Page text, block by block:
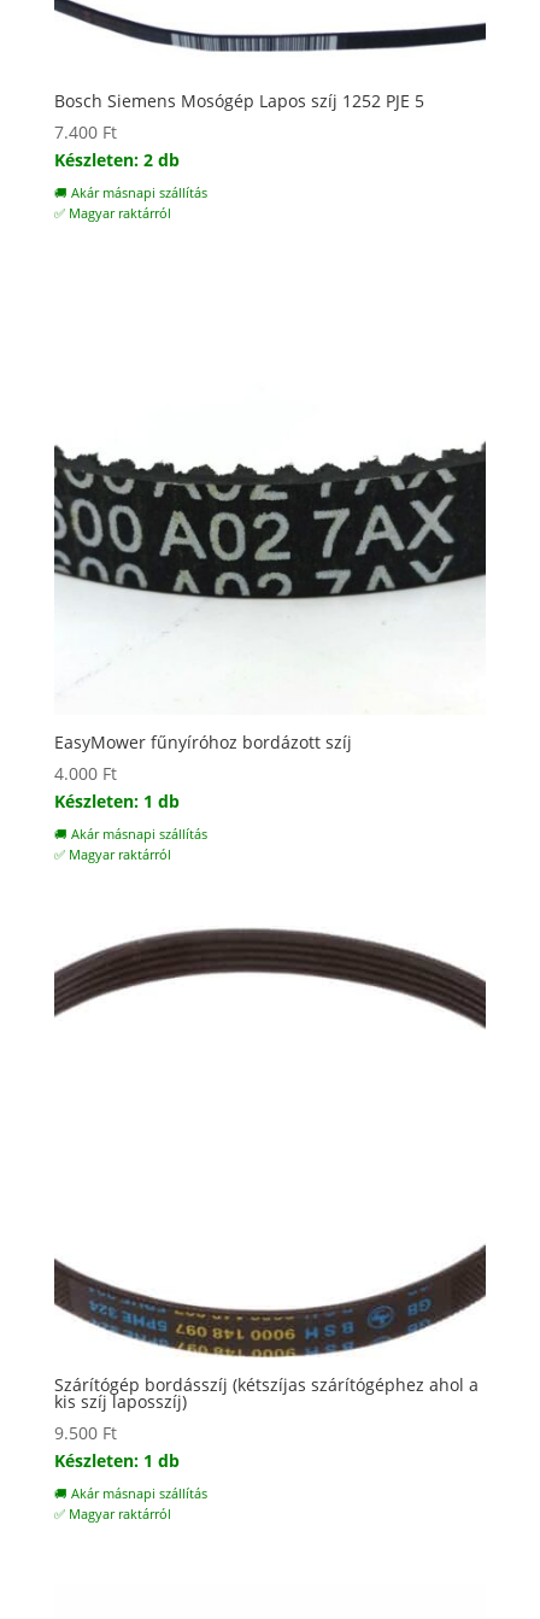
Bosch Siemens Mosógép Lapos szíj 1252 PJE 5
7.400 Ft
Készleten: 2 db
🚚 Akár másnapi szállítás
✅ Magyar raktárról
EasyMower fűnyíróhoz bordázott szíj
4.000 Ft
Készleten: 1 db
🚚 Akár másnapi szállítás
✅ Magyar raktárról
Szárítógép bordásszíj (kétszíjas szárítógéphez ahol a
kis szíj laposszíj)
9.500 Ft
Készleten: 1 db
🚚 Akár másnapi szállítás
✅ Magyar raktárról